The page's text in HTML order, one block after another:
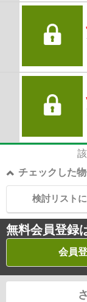
●2024年2月リフ
チェックした
検討リスト
無料会員登録
会員